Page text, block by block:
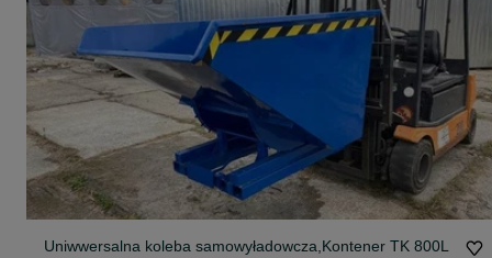
Uniwwersalna koleba samowyładowcza,Kontener TK 800L